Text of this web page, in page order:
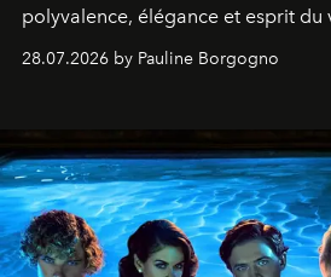
polyvalence, élégance et esprit du
28.07.2026 by Pauline Borgogno